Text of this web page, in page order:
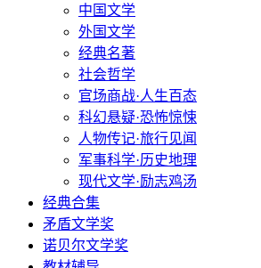
中国文学
外国文学
经典名著
社会哲学
官场商战·人生百态
科幻悬疑·恐怖惊悚
人物传记·旅行见闻
军事科学·历史地理
现代文学·励志鸡汤
经典合集
矛盾文学奖
诺贝尔文学奖